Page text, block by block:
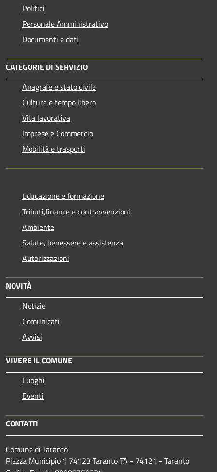
Politici
Personale Amministrativo
Documenti e dati
CATEGORIE DI SERVIZIO
Anagrafe e stato civile
Cultura e tempo libero
Vita lavorativa
Imprese e Commercio
Mobilità e trasporti
Educazione e formazione
Tributi,finanze e contravvenzioni
Ambiente
Salute, benessere e assistenza
Autorizzazioni
NOVITÀ
Notizie
Comunicati
Avvisi
VIVERE IL COMUNE
Luoghi
Eventi
CONTATTI
Comune di Taranto
Piazza Municipio 1 74123 Taranto TA - 74121 - Taranto